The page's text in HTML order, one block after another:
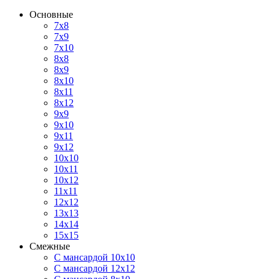
Основные
7х8
7х9
7х10
8х8
8х9
8х10
8х11
8х12
9х9
9х10
9х11
9х12
10х10
10х11
10х12
11х11
12х12
13х13
14х14
15х15
Смежные
С мансардой 10х10
С мансардой 12х12